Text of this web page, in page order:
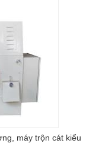
máy trộn cát kiểu